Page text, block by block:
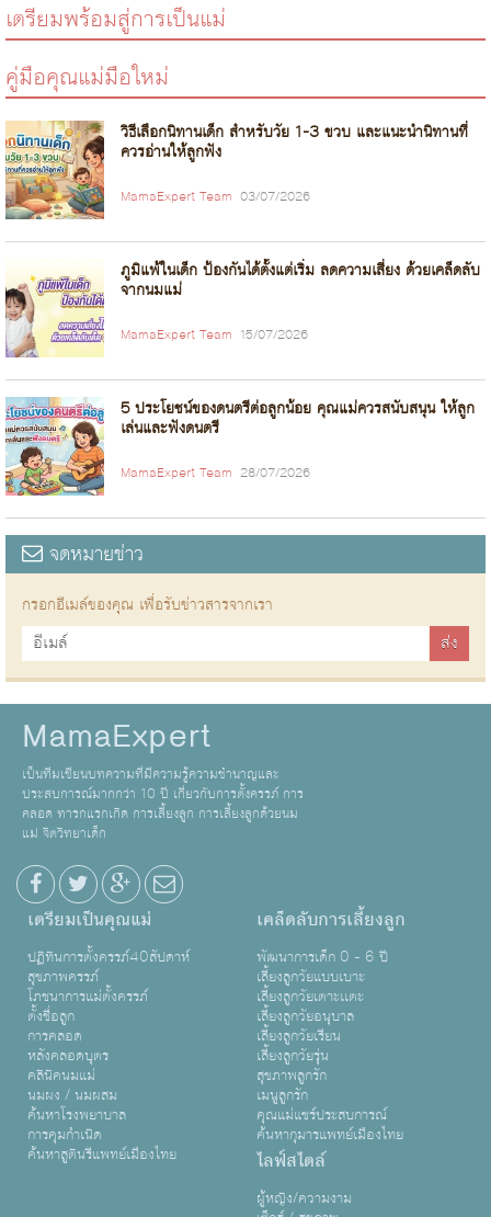
เตรียมพร้อมสู่การเป็นแม่
คู่มือคุณแม่มือใหม่
วิธีเลือกนิทานเด็ก สำหรับวัย 1-3 ขวบ และแนะนำนิทานที่
ควรอ่านให้ลูกฟัง
MamaExpert Team 03/07/2026
ภูมิแพ้ในเด็ก ป้องกันได้ตั้งแต่เริ่ม ลดความเสี่ยง ด้วยเคล็ดลับ
จากนมแม่
MamaExpert Team 15/07/2026
5 ประโยชน์ของดนตรีต่อลูกน้อย คุณแม่ควรสนับสนุน ให้ลูก
เล่นและฟังดนตรี
MamaExpert Team 28/07/2026
จดหมายข่าว
กรอกอีเมล์ของคุณ เพื่อรับข่าวสารจากเรา
MamaExpert
เป็นทีมเขียนบทความที่มีความรู้ความชำนาญและ
ประสบการณ์มากกว่า 10 ปี เกี่ยวกับการตั้งครรภ์ การ
คลอด ทารกแรกเกิด การเลี้ยงลูก การเลี้ยงลูกด้วยนม
แม่ จิตวิทยาเด็ก
เตรียมเป็นคุณแม่
ปฏิทินการตั้งครรภ์40สัปดาห์
สุขภาพครรภ์
โภชนาการแม่ตั้งครรภ์
ตั้งชื่อลูก
การคลอด
หลังคลอดบุตร
คลินิคนมแม่
นมผง / นมผสม
ค้นหาโรงพยาบาล
การคุมกำเนิด
ค้นหาสูตินรีแพทย์เมืองไทย
เคล็ดลับการเลี้ยงลูก
พัฒนาการเด็ก 0 - 6 ปี
เลี้ยงลูกวัยแบบเบาะ
เลี้ยงลูกวัยเตาะเเตะ
เลี้ยงลูกวัยอนุบาล
เลี้ยงลูกวัยเรียน
เลี้ยงลูกวัยรุ่น
สุขภาพลูกรัก
เมนูลูกรัก
คุณแม่แชร์ประสบการณ์
ค้นหากุมารแพทย์เมืองไทย
ไลฟ์สไตล์
ผู้หญิง/ความงาม